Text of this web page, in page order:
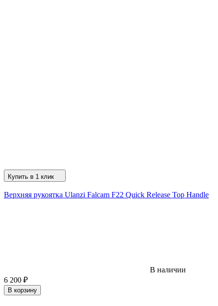
Купить в 1 клик
Верхняя рукоятка Ulanzi Falcam F22 Quick Release Top Handle
В наличии
6 200 ₽
В корзину